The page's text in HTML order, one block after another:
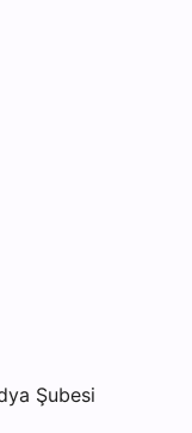
Şubesi